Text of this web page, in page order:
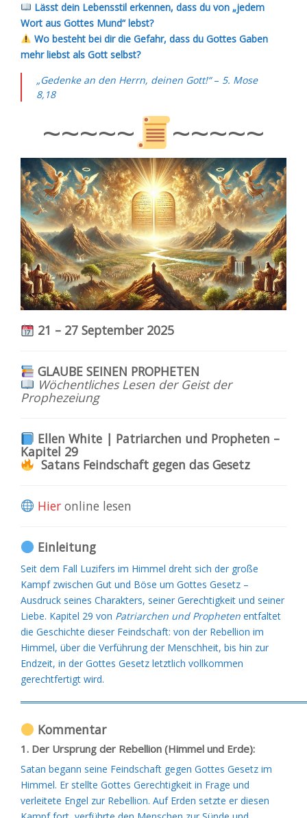
Lässt dein Lebensstil erkennen, dass du von „jedem
Wort aus Gottes Mund“ lebst?
Wo besteht bei dir die Gefahr, dass du Gottes Gaben
mehr liebst als Gott selbst?
„Gedenke an den Herrn, deinen Gott!“– 5. Mose
8,18
~~~~~ ~~~~~
21 – 27 September 2025
GLAUBE SEINEN PROPHETEN
Wöchentliches Lesen der Geist der
Prophezeiung
Ellen White | Patriarchen und Propheten –
Kapitel 29
Satans Feindschaft gegen das Gesetz
Hieronline lesen
Einleitung
Seit dem Fall Luzifers im Himmel dreht sich der große
Kampf zwischen Gut und Böse um Gottes Gesetz –
Ausdruck seines Charakters, seiner Gerechtigkeit und seiner
Liebe. Kapitel 29 von Patriarchen und Propheten entfaltet
die Geschichte dieser Feindschaft: von der Rebellion im
Himmel, über die Verführung der Menschheit, bis hin zur
Endzeit, in der Gottes Gesetz letztlich vollkommen
gerechtfertigt wird.
Kommentar
1. Der Ursprung der Rebellion (Himmel und Erde):
Satan begann seine Feindschaft gegen Gottes Gesetz im
Himmel. Er stellte Gottes Gerechtigkeit in Frage und
verleitete Engel zur Rebellion. Auf Erden setzte er diesen